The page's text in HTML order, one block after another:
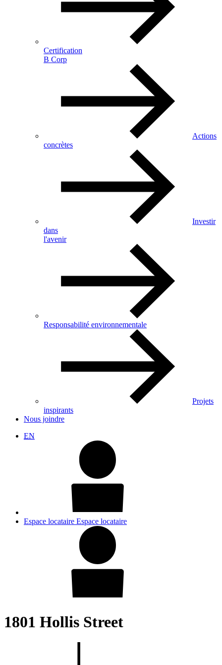
Certification
B Corp
Actions
concrètes
Investir
dans
l'avenir
Responsabilité environnementale
Projets
inspirants
Nous joindre
EN
Espace locataire Espace locataire
1801 Hollis Street